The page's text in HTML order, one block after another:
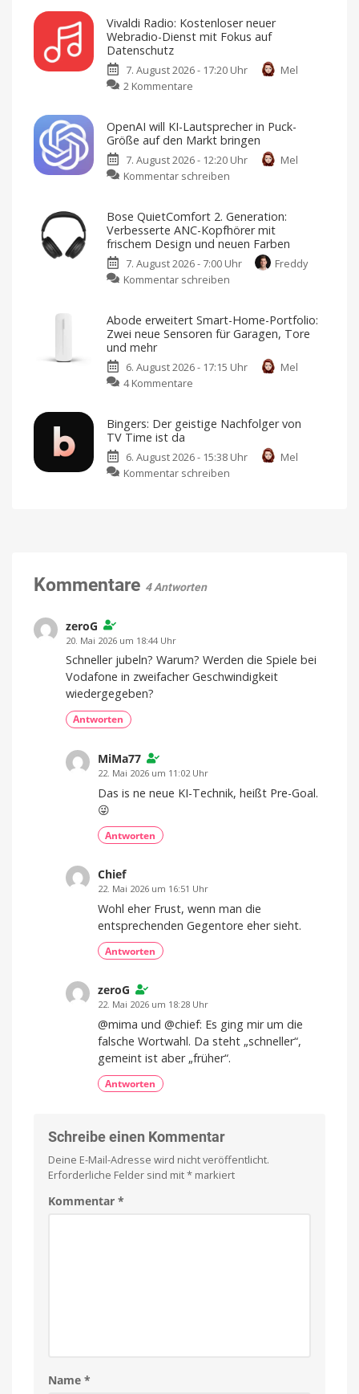
Vivaldi Radio: Kostenloser neuer
Webradio-Dienst mit Fokus auf
Datenschutz
7. August 2026 - 17:20 Uhr
Mel
2 Kommentare
Kostenloser
neuer
Webradio-
Dienst
auf
Datenschutz
Keine
keine
Ups,
OpenAI will KI-Lautsprecher in Puck-
Größe auf den Markt bringen
7. August 2026 - 12:20 Uhr
Mel
Kommentar schreiben
KI-
Lautsprecher
in
Puck-
Markt
bringen
von
Jony
Bose QuietComfort 2. Generation:
Verbesserte ANC-Kopfhörer mit
frischem Design und neuen Farben
7. August 2026 - 7:00 Uhr
Freddy
Kommentar schreiben
2.
Generation:
Verbesserte
ANC-
frischem
Design
neuen
Abode erweitert Smart-Home-Portfolio:
Zwei neue Sensoren für Garagen, Tore
und mehr
6. August 2026 - 17:15 Uhr
Mel
4 Kommentare
Smart-
Portfolio:
Zwei
mehr
Kompatibel
Bingers: Der geistige Nachfolger von
TV Time ist da
6. August 2026 - 15:38 Uhr
Mel
Kommentar schreiben
Kommentare 4 Antworten
zeroG
20. Mai 2026 um 18:44 Uhr
Schneller jubeln? Warum? Werden die Spiele bei
Vodafone in zweifacher Geschwindigkeit
wiedergegeben?
Antworten
MiMa77
22. Mai 2026 um 11:02 Uhr
Das is ne neue KI-Technik, heißt Pre-Goal.
😜
Antworten
Chief
22. Mai 2026 um 16:51 Uhr
Wohl eher Frust, wenn man die
entsprechenden Gegentore eher sieht.
Antworten
zeroG
22. Mai 2026 um 18:28 Uhr
@mima und @chief: Es ging mir um die
falsche Wortwahl. Da steht „schneller“,
gemeint ist aber „früher“.
Antworten
Schreibe einen Kommentar
Deine E-Mail-Adresse wird nicht veröffentlicht.
Erforderliche Felder sind mit* markiert
Kommentar *
Name *